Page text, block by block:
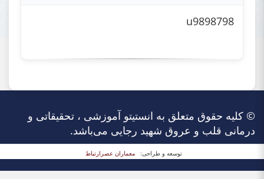
u9898798
© کلیه حقوق متعلق به انستیتو آموزشی ، تحقیقاتی و
درمانی قلب و عروق شهید رجایی می‌باشد.
توسعه و طراحی: معماران عصر‌ارتباط